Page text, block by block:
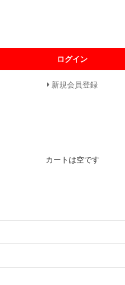
ログイン
新規会員登録
カートは空です